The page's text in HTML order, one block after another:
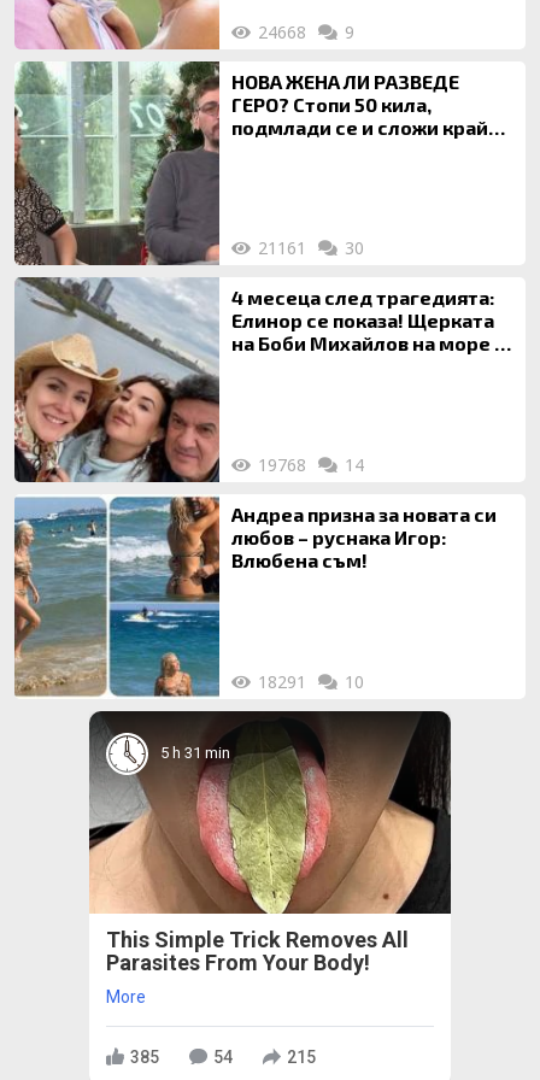
24668 9
НОВА ЖЕНА ЛИ РАЗВЕДЕ
ГЕРО? Стопи 50 кила,
подмлади се и сложи край
21161 30
4 месеца след трагедията:
Елинор се показа! Щерката
на Боби Михайлов на море с
19768 14
Андреа призна за новата си
любов – руснака Игор:
Влюбена съм!
18291 10
5 h 31 min
This Simple Trick Removes All
Parasites From Your Body!
More
385 54 215